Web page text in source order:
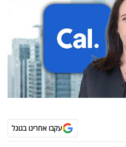
עקבו אחרינו בגוגל